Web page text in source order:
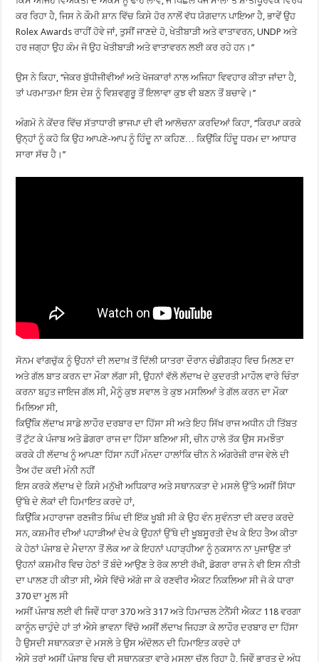
ਕਰ ਰਿਹਾ ਹੈ, ਜਿਸ ਨੇ ਕੌਮੀ ਸ਼ਾਨ ਵਿੱਚ ਕਿਸੇ ਹੋਰ ਨਾਲੋਂ ਵੱਧ ਯੋਗਦਾਨ ਪਾਇਆ ਹੈ, ਭਾਵੇਂ ਉਹ
Rolex Awards ਰਾਹੀਂ ਹੋਵੇ ਜਾਂ, ਤੁਸੀਂ ਜਾਣਦੇ ਹੋ, ਖੇਤੀਬਾੜੀ ਅਤੇ ਵਾਤਾਵਰਨ, UNDP ਅਤੇ
ਹਰ ਜਗ੍ਹਾ ਉਹ ਕੰਮ ਜੋ ਉਹ ਖੇਤੀਬਾੜੀ ਅਤੇ ਵਾਤਾਵਰਨ ਲਈ ਕਰ ਰਹੇ ਹਨ।’’
ਉਸ ਨੇ ਕਿਹਾ, ‘‘ਜੇਕਰ ਬੁੱਧੀਜੀਵੀਆਂ ਅਤੇ ਖੋਜਕਾਰਾਂ ਨਾਲ ਅਜਿਹਾ ਵਿਵਹਾਰ ਕੀਤਾ ਜਾਂਦਾ ਹੈ,
ਤਾਂ ਪਰਮਾਤਮਾ ਇਸ ਦੇਸ਼ ਨੂੰ ਵਿਸ਼ਵਗੁਰੂ ਤੋਂ ਇਲਾਵਾ ਕੁਝ ਵੀ ਬਣਨ ਤੋਂ ਬਚਾਵੇ।’’
ਅੰਗਮੋ ਨੇ ਕੇਂਦਰ ਵਿੱਚ ਸੱਤਾਧਾਰੀ ਭਾਜਪਾ ਦੀ ਵੀ ਆਲੋਚਨਾ ਕਰਦਿਆਂ ਕਿਹਾ, ‘‘ਕਿਰਪਾ ਕਰਕੇ
ਉਨ੍ਹਾਂ ਨੂੰ ਕਹੋ ਕਿ ਉਹ ਆਪਣੇ-ਆਪ ਨੂੰ ਹਿੰਦੂ ਨਾ ਕਹਿਣ… ਕਿਉਂਕਿ ਹਿੰਦੂ ਧਰਮ ਦਾ ਆਧਾਰ
ਸਾਰਾ ਸੱਚ ਹੈ।’’
ਸੋਨਮ ਵਾਂਗਚੁੱਕ ਨੂੰ ਉਹਨਾਂ ਦੀ ਲਦਾਖ਼ ਤੋਂ ਦਿੱਲੀ ਯਾਤਰਾ ਦੌਰਾਨ ਚੰਡੀਗੜ੍ਹ ਵਿਚ ਮਿਲਣ ਦਾ
ਅਤੇ ਗੱਲ ਬਾਤ ਕਰਨ ਦਾ ਮੌਕਾ ਲੱਗਾ ਸੀ, ਉਹਨਾਂ ਵੱਲੋ ਲੱਦਾਖ ਦੇ ਕੁਦਰਤੀ ਮਾਹੌਲ ਵਾਰੇ ਚਿੰਤਾ
ਕਰਨਾ ਬਹੁਤ ਜਾਇਜ ਗੱਲ ਸੀ, ਮੈਨੂੰ ਕੁਝ ਸਵਾਲ ਤੇ ਕੁਝ ਮਸਲਿਆਂ ਤੇ ਗੱਲ ਕਰਨ ਦਾ ਮੌਕਾ
ਮਿਲਿਆ ਸੀ,
ਕਿਉਂਕਿ ਲੱਦਾਖ ਸਾਡੇ ਲਾਹੌਰ ਦਰਬਾਰ ਦਾ ਹਿੱਸਾ ਸੀ ਅਤੇ ਇਹ ਸਿੱਖ ਰਾਜ ਅਧੀਨ ਹੀ ਤਿੱਬਤ
ਤੋਂ ਟੁੱਟ ਕੇ ਪੰਜਾਬ ਅਤੇ ਡੋਗਰਾ ਰਾਜ ਦਾ ਹਿੱਸਾ ਬਣਿਆ ਸੀ, ਚੀਨ ਹਾਲੇ ਤੱਕ ਉਸ ਸਮਝੌਤਾ
ਕਰਕੇ ਹੀ ਲੱਦਾਖ ਨੂੰ ਆਪਣਾ ਹਿੱਸਾ ਨਹੀਂ ਮੰਨਦਾ ਹਾਲਾਂਕਿ ਚੀਨ ਨੇ ਅੰਗਰੇਜ਼ੀ ਰਾਜ ਵੇਲੇ ਦੀ
ਤੈਅ ਹੱਦ ਕਦੀ ਮੰਨੀ ਨਹੀਂ
ਇਸ ਕਰਕੇ ਲੱਦਾਖ ਦੇ ਕਿਸੇ ਮਨੁੱਖੀ ਅਧਿਕਾਰ ਅਤੇ ਸਥਾਨਕਤਾ ਦੇ ਮਸਲੇ ਉੱਤੇ ਅਸੀਂ ਸਿੱਧਾ
ਉੱਥੇ ਦੇ ਲੋਕਾਂ ਦੀ ਹਿਮਾਇਤ ਕਰਦੇ ਹਾਂ,
ਕਿਉਂਕਿ ਮਹਾਰਾਜਾ ਰਣਜੀਤ ਸਿੰਘ ਦੀ ਇੱਕ ਖੂਬੀ ਸੀ ਕੇ ਉਹ ਵੰਨ ਸੁਵੰਨਤਾ ਦੀ ਕਦਰ ਕਰਦੇ
ਸਨ, ਕਸ਼ਮੀਰ ਦੀਆਂ ਪਹਾੜੀਆਂ ਦੇਖ ਕੇ ਉਹਨਾਂ ਉੱਥੇ ਦੀ ਖੂਬਸੂਰਤੀ ਦੇਖ ਕੇ ਇਹ ਤੈਅ ਕੀਤਾ
ਕੇ ਹੇਠਾਂ ਪੰਜਾਬ ਦੇ ਮੈਦਾਨਾ ਤੋਂ ਲੋਕ ਆ ਕੇ ਇਹਨਾਂ ਪਹਾੜ੍ਹੀਆ ਨੂੰ ਨੁਕਸਾਨ ਨਾ ਪੁਜਾਉਣ ਤਾਂ
ਉਹਨਾਂ ਕਸ਼ਮੀਰ ਵਿਚ ਹੇਠਾਂ ਤੋਂ ਬੰਦੇ ਆਉਣ ਤੇ ਰੋਕ ਲਾਈ ਰੱਖੀ, ਡੋਗਰਾ ਰਾਜ ਨੇ ਵੀ ਇਸ ਨੀਤੀ
ਦਾ ਪਾਲਣ ਹੀ ਕੀਤਾ ਸੀ, ਐਸੇ ਵਿੱਚੋ ਅੱਗੇ ਜਾ ਕੇ ਰਣਵੀਰ ਐਕਟ ਨਿਕਲਿਆ ਸੀ ਜੋ ਕੇ ਧਾਰਾ
370 ਦਾ ਮੂਲ ਸੀ
ਅਸੀਂ ਪੰਜਾਬ ਲਈ ਵੀ ਜਿਵੇੰ ਧਾਰਾ 370 ਅਤੇ 317 ਅਤੇ ਹਿਮਾਚਲ ਟੇਨੈਂਸੀ ਐਕਟ 118 ਵਰਗਾ
ਕਾਨੂੰਨ ਚਾਹੁੰਦੇ ਹਾਂ ਤਾਂ ਐਸੇ ਭਾਵਨਾ ਵਿੱਚੋ ਅਸੀਂ ਲੱਦਾਖ ਜਿਹੜਾ ਕੇ ਲਾਹੌਰ ਦਰਬਾਰ ਦਾ ਹਿੱਸਾ
ਹੈ ਉਸਦੀ ਸਥਾਨਕਤਾ ਦੇ ਮਸਲੇ ਤੇ ਉਸ ਅੰਦੋਲਨ ਦੀ ਹਿਮਾਇਤ ਕਰਦੇ ਹਾਂ
ਐਸੇ ਤਰਾਂ ਅਸੀਂ ਪੰਜਾਬ ਵਿਚ ਵੀ ਸਥਾਨਕਤਾ ਵਾਰੇ ਮਸਲਾ ਚੱਲ ਰਿਹਾ ਹੈ, ਜਿਵੇੰ ਭਾਰਤ ਦੇ ਅੰਧ